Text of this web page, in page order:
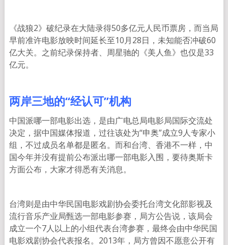
《战狼2》破纪录在大陆录得50多亿元人民币票房，而当局
早前准许电影放映时间延长至10月28日，未知能否冲破60
亿大关。之前纪录保持者、周星驰的《美人鱼》也仅是33
亿元。
两岸三地的“经认可”机构
中国派哪一部电影出选，是由广电总局电影局国际交流处
决定，据中国媒体报道，过往该处为“申奥”成立9人专家小
组，不过成员名单都是匿名。而和台湾、香港不一样，中
国今年并没有提前公布派出哪一部电影入围，要待奥斯卡
方面公布，大家才得悉有关消息。
台湾则是由中华民国电影戏剧协会委托台湾文化部影视及
流行音乐产业局甄选一部电影参赛，局方公告说，该局会
成立一个7人以上的小组代表台湾参赛，最终会由中华民国
电影戏剧协会代表报名。2013年，局方曾因不愿意公开有